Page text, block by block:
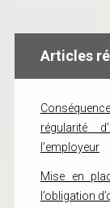
Articles
régularité
l’employeur
Mise en
l’obligation